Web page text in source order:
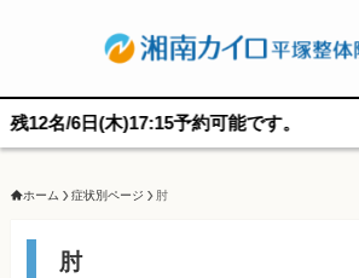
日(木)17:15予約可能です。
ホーム 症状別ページ 肘
肘